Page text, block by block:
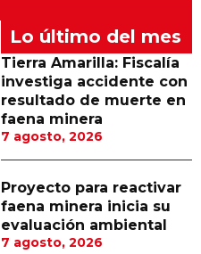
Lo último del mes
Tierra Amarilla: Fiscalía
investiga accidente con
resultado de muerte en
faena minera
7 agosto, 2026
Proyecto para reactivar
faena minera inicia su
evaluación ambiental
7 agosto, 2026